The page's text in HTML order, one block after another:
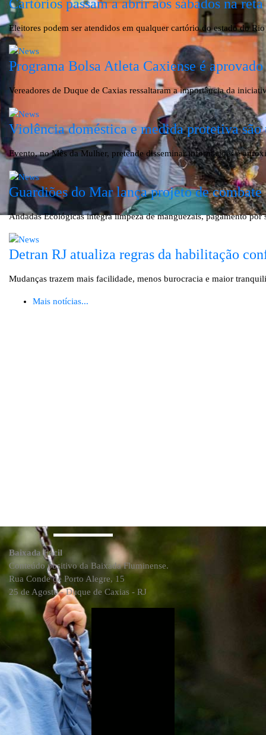
Cartórios passam a abrir aos sábados na
Eleitores podem ser atendidos em qualquer cartório do estado do Rio
Programa Bolsa Atleta Caxiense é
Vereadores de Duque de Caxias ressaltaram a importância da
Violência doméstica e medida protetiva
Evento, no Mês da Mulher, pretende disseminar informações e
Guardiões do Mar lança projeto de
Andadas Ecológicas integra limpeza de manguezais, pagamento
Detran RJ atualiza regras da habilitação
Mudanças trazem mais facilidade, menos burocracia e maior
Mais notícias...
Baixada Fácil
Conteúdo positivo da Baixada Fluminense.
Rua Conde de Porto Alegre, 15
25 de Agosto - Duque de Caxias - RJ